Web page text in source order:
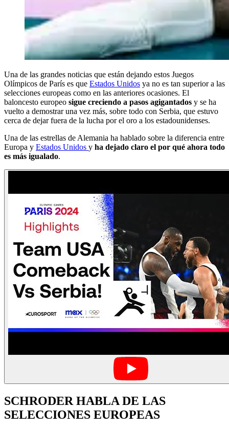
Una de las grandes noticias que están dejando estos Juegos
Olímpicos de París es que Estados Unidos ya no es tan superior a las
selecciones europeas como en las anteriores ocasiones. El
baloncesto europeo sigue creciendo a pasos agigantados y se ha
vuelto a demostrar una vez más, sobre todo con Serbia, que estuvo
cerca de dejar fuera de la lucha por el oro a los estadounidenses.
Una de las estrellas de Alemania ha hablado sobre la diferencia entre
Europa y Estados Unidos y ha dejado claro el por qué ahora todo
es más igualado.
SCHRODER HABLA DE LAS
SELECCIONES EUROPEAS